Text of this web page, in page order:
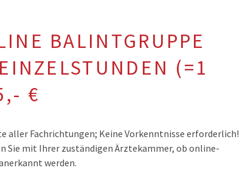
BALINTGRUPPE
(=1
€
aller Fachrichtungen; Keine Vorkenntnisse erforderlich!
Sie mit Ihrer zuständigen Ärztekammer, ob online-
werden.